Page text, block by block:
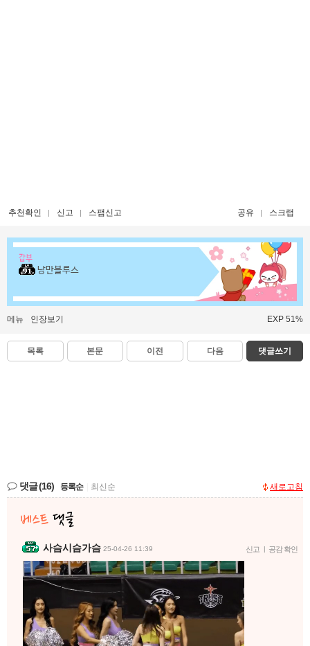
추천확인 신고 스팸신고 공유 스크랩
갑부
낭만블루스
메뉴 인장보기 EXP 51%
목록 본문 이전 다음 댓글쓰기
댓글(16) 등록순 최신순 새로고침
사슴시슴가슴 25-04-26 11:39 신고 | 공감 확인